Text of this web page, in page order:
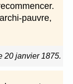
pauvre,
20 janvier 1875.